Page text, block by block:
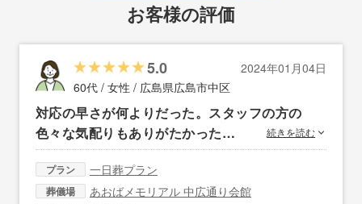
お客様の評価
5.0
2024年01月04日
60代 / 女性 / 広島県広島市中区
対応の早さが何よりだった。スタッフの方の
色々な気配りもありがたかった…
続きを読む
プラン 一日葬プラン
葬儀場 あおばメモリアル 中広通り会館